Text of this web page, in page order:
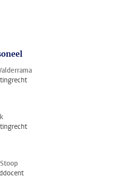
WhatsApp
via Mastodon